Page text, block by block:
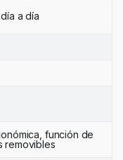
a día
función de
removibles